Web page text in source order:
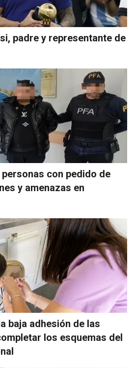
padre y representante de
con pedido de
y amenazas en
baja adhesión de las
los esquemas del